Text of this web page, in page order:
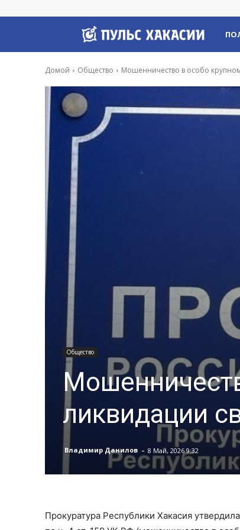
Пульс
Домой Общество Мошенничество в особо
Общество
ликвидации
Владимир Данилов - 8 Май, 2026 9:32
Прокуратура Республики Хакасия